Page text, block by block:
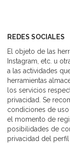
REDES SOCIALES
El objeto de las
Instagram, etc. u
a las actividades
herramientas
los servicios
privacidad. Se
condiciones de
el momento de
posibilidades de
privacidad del perfil